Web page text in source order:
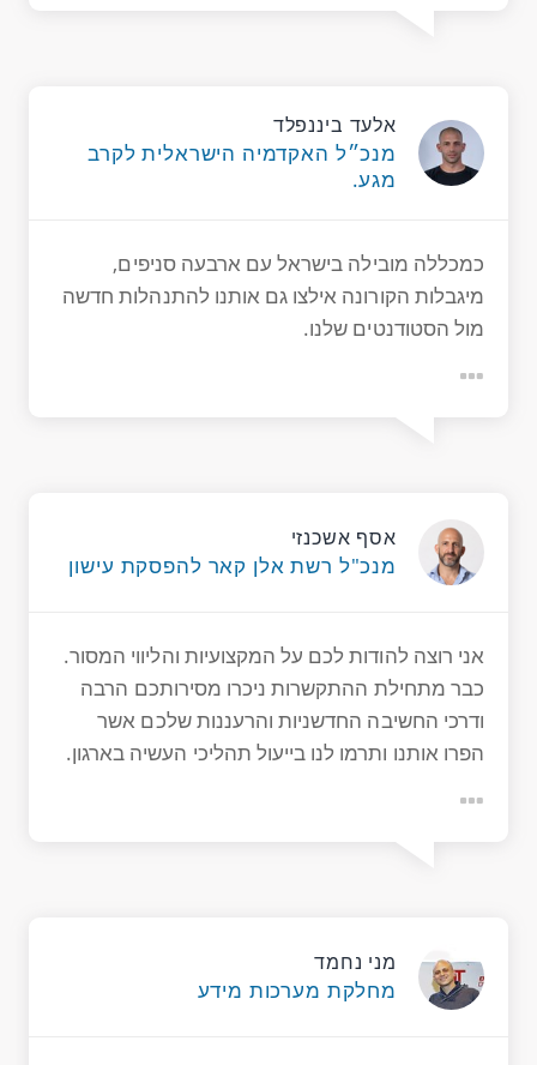
אלעד ביננפלד
מנכ״ל האקדמיה הישראלית לקרב
מגע.
כמכללה מובילה בישראל עם ארבעה סניפים,
מיגבלות הקורונה אילצו גם אותנו להתנהלות חדשה
מול הסטודנטים שלנו.
אסף אשכנזי
מנכ"ל רשת אלן קאר להפסקת עישון
אני רוצה להודות לכם על המקצועיות והליווי המסור.
כבר מתחילת ההתקשרות ניכרו מסירותכם הרבה
ודרכי החשיבה החדשניות והרעננות שלכם אשר
הפרו אותנו ותרמו לנו בייעול תהליכי העשיה בארגון.
מני נחמד
מחלקת מערכות מידע